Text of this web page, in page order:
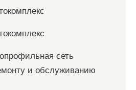
сеть
и обслуживанию